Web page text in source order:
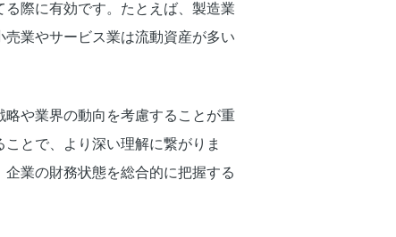
際に有効です。たとえば、製造業
業やサービス業は流動資産が多い
や業界の動向を考慮することが重
とで、より深い理解に繋がりま
業の財務状態を総合的に把握する